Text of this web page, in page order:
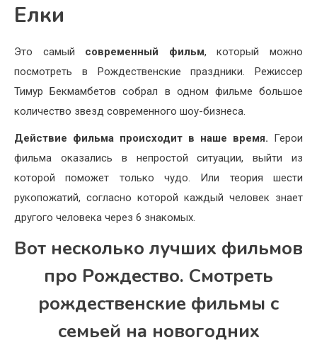
Елки
Это самый современный фильм, который можно
посмотреть в Рождественские праздники. Режиссер
Тимур Бекмамбетов собрал в одном фильме большое
количество звезд современного шоу-бизнеса.
Действие фильма происходит в наше время. Герои
фильма оказались в непростой ситуации, выйти из
которой поможет только чудо. Или теория шести
рукопожатий, согласно которой каждый человек знает
другого человека через 6 знакомых.
Вот несколько лучших фильмов
про Рождество. Смотреть
рождественские фильмы с
семьей на новогодних